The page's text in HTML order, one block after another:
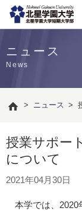
ニュース
News
> ニュース >
授業サポー
について
2021年04月30日
本学では、2020